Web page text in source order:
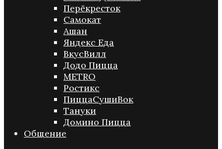
Перёкресток
Самокат
Ашан
Яндекс Еда
ВкусВилл
Додо Пицца
METRO
Ростикс
ПиццаСушиВок
Тануки
Домино Пицца
Общение